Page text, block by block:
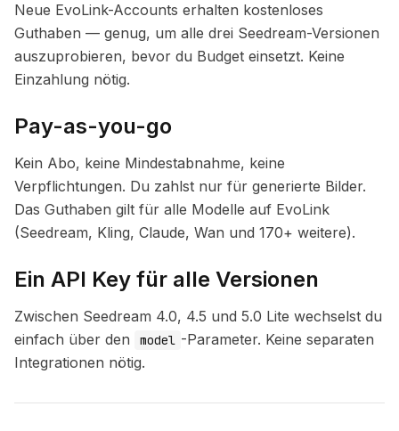
Neue EvoLink-Accounts erhalten kostenloses
Guthaben — genug, um alle drei Seedream-Versionen
auszuprobieren, bevor du Budget einsetzt. Keine
Einzahlung nötig.
Pay-as-you-go
Kein Abo, keine Mindestabnahme, keine
Verpflichtungen. Du zahlst nur für generierte Bilder.
Das Guthaben gilt für alle Modelle auf EvoLink
(Seedream, Kling, Claude, Wan und 170+ weitere).
Ein API Key für alle Versionen
Zwischen Seedream 4.0, 4.5 und 5.0 Lite wechselst du
einfach über den
model -Parameter. Keine separaten
Integrationen nötig.